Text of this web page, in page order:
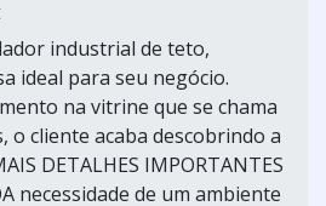
industrial de teto,
ideal para seu negócio.
na vitrine que se chama
o cliente acaba descobrindo a
DETALHES IMPORTANTES
necessidade de um ambiente